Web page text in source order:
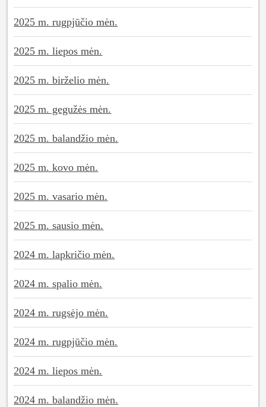
2025 m. rugpjūčio mėn.
2025 m. liepos mėn.
2025 m. birželio mėn.
2025 m. gegužės mėn.
2025 m. balandžio mėn.
2025 m. kovo mėn.
2025 m. vasario mėn.
2025 m. sausio mėn.
2024 m. lapkričio mėn.
2024 m. spalio mėn.
2024 m. rugsėjo mėn.
2024 m. rugpjūčio mėn.
2024 m. liepos mėn.
2024 m. balandžio mėn.